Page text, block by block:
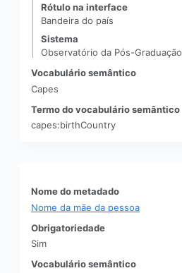
Rótulo na interface
Bandeira do país
Sistema
Observatório da Pós-Graduação
Vocabulário semântico
Capes
Termo do vocabulário semântico
capes:birthCountry
Nome do metadado
Nome da mãe da pessoa
Obrigatoriedade
Sim
Vocabulário semântico